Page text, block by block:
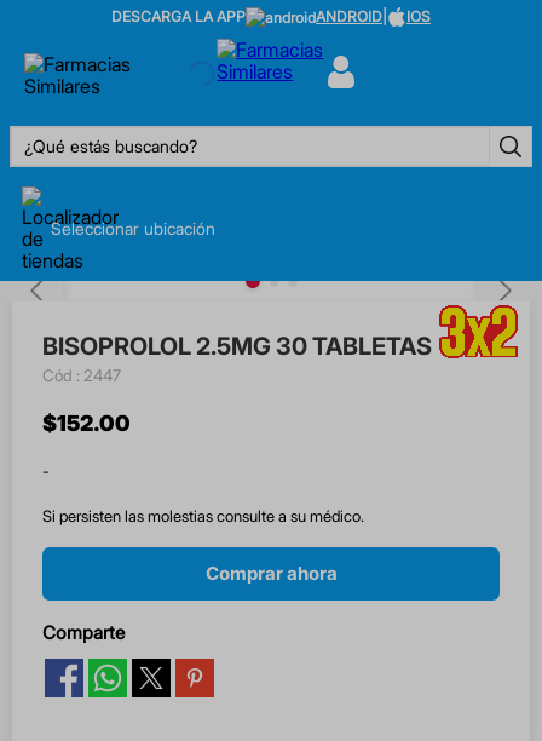
DESCARGA LA APP ANDROID IOS
¿Qué estás buscando?
Seleccionar ubicación
BISOPROLOL 2.5MG 30 TABLETAS
: 2447
$152.00
-
Si persisten las molestias consulte a su médico.
Comprar ahora
Comparte